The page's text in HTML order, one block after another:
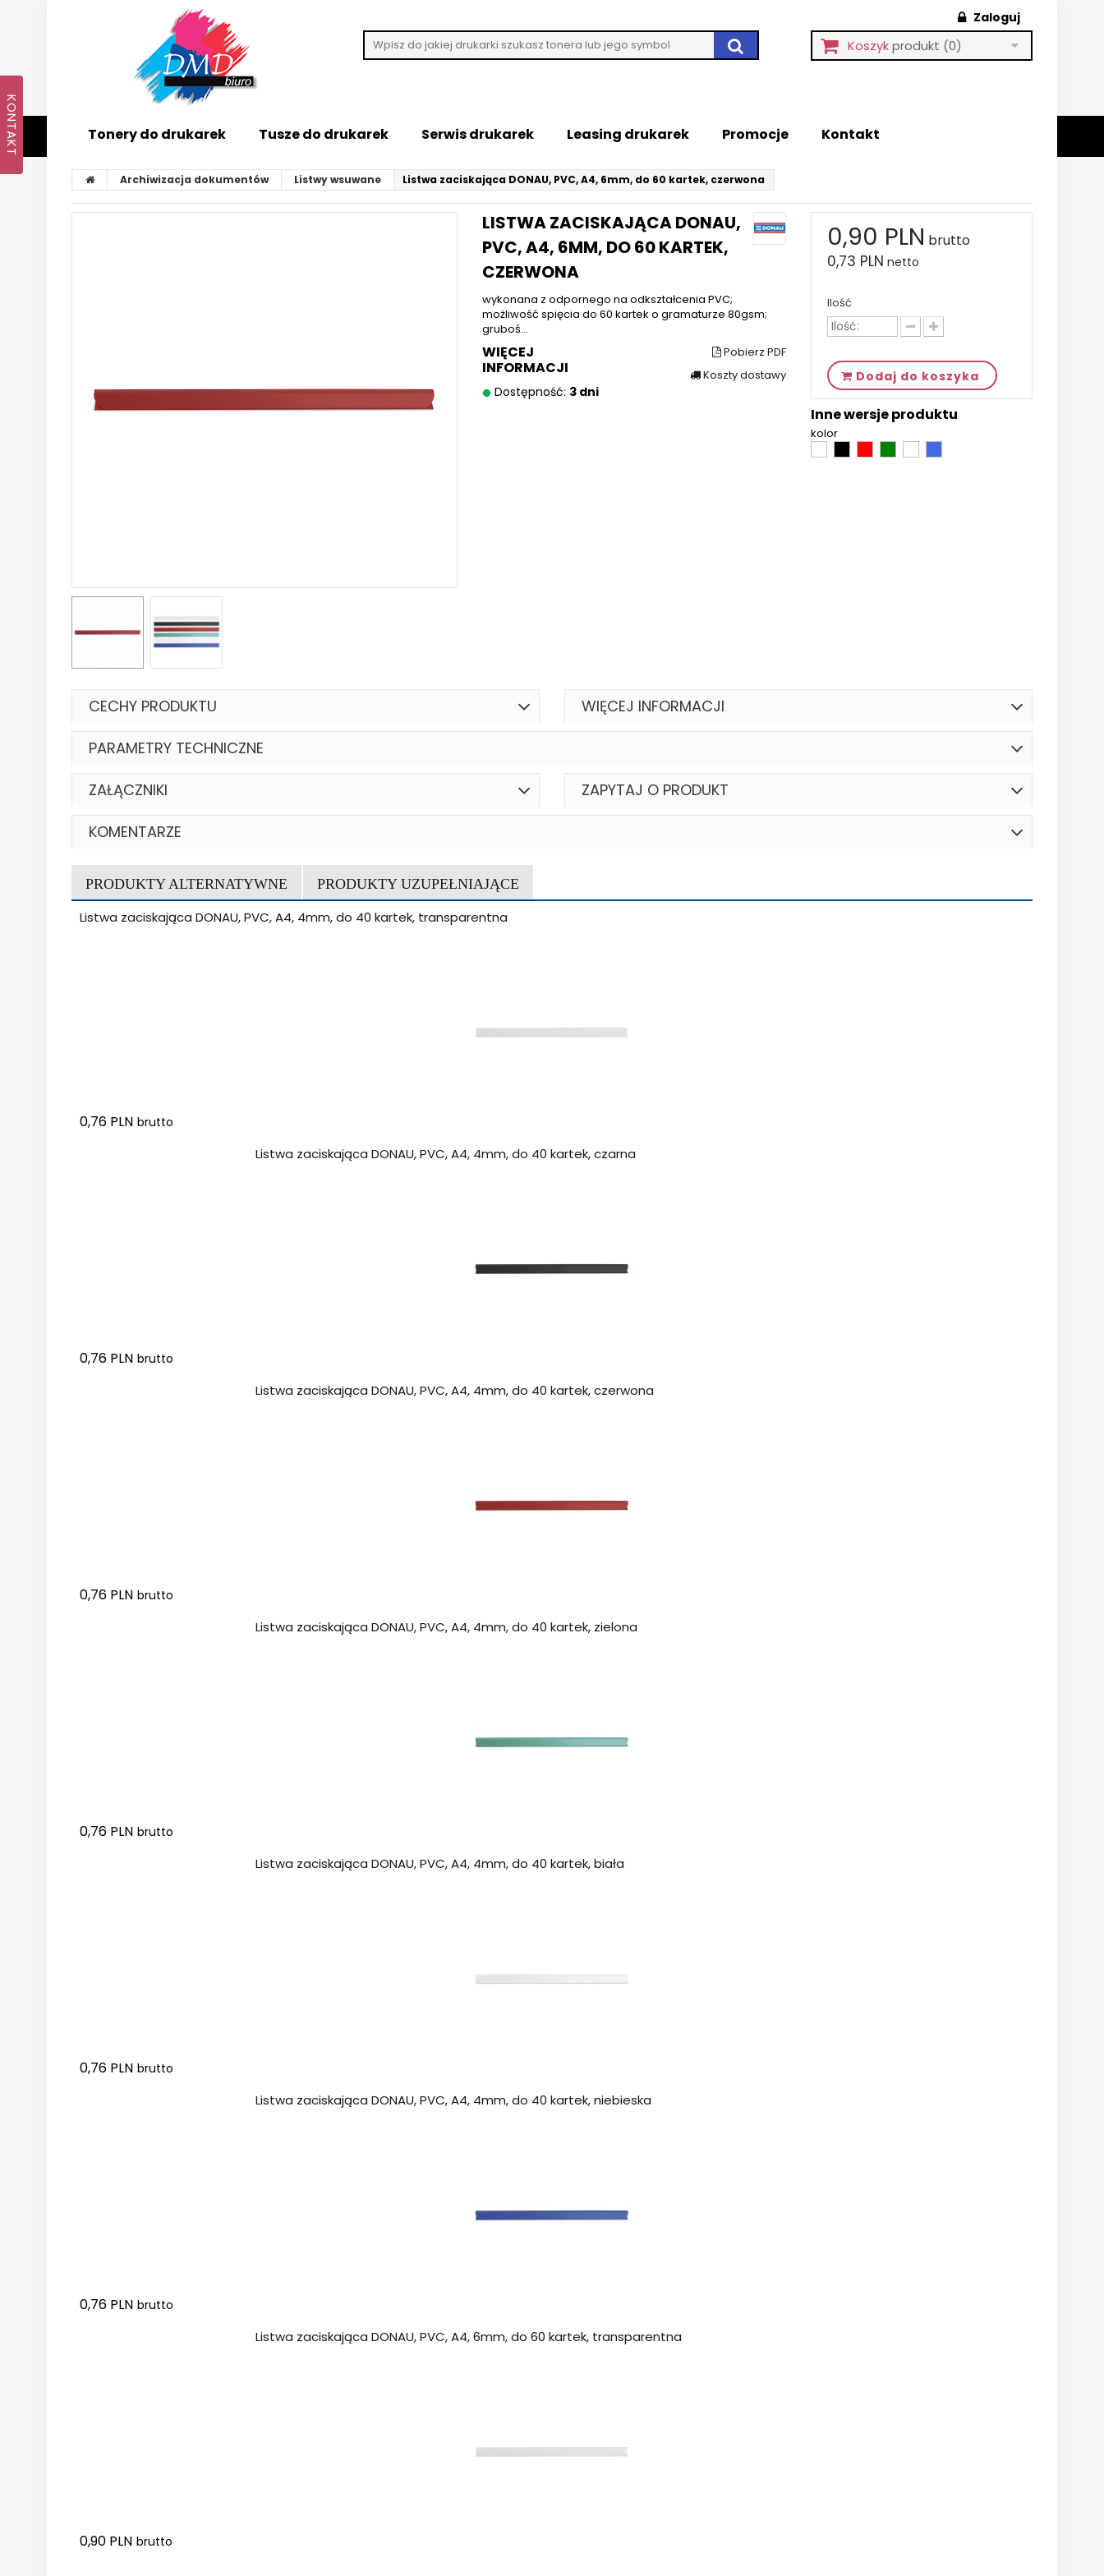
Zaloguj
Koszykprodukt (0)
Tonery do drukarek Tusze do drukarek Serwis drukarek Leasing drukarek Promocje Kontakt
Archiwizacja dokumentów Listwy wsuwane Listwa zaciskająca DONAU, PVC, A4, 6mm, do 60 kartek, czerwona
LISTWA ZACISKAJĄCA DONAU,
PVC, A4, 6MM, DO 60 KARTEK,
CZERWONA
wykonana z odpornego na odkształcenia PVC;
możliwość spięcia do 60 kartek o gramaturze 80gsm;
gruboś...
WIĘCEJ
INFORMACJI
Dostępność: 3 dni
Pobierz PDF
Koszty dostawy
0,90 PLN brutto
0,73 PLN netto
Ilość
Dodaj do koszyka
Inne wersje produktu
kolor
CECHY PRODUKTU WIĘCEJ INFORMACJI
PARAMETRY TECHNICZNE
ZAŁĄCZNIKI ZAPYTAJ O PRODUKT
KOMENTARZE
PRODUKTY ALTERNATYWNE PRODUKTY UZUPEŁNIAJĄCE
Listwa zaciskająca DONAU, PVC, A4, 4mm, do 40 kartek, transparentna
0,76 PLN brutto
Listwa zaciskająca DONAU, PVC, A4, 4mm, do 40 kartek, czarna
0,76 PLN brutto
Listwa zaciskająca DONAU, PVC, A4, 4mm, do 40 kartek, czerwona
0,76 PLN brutto
Listwa zaciskająca DONAU, PVC, A4, 4mm, do 40 kartek, zielona
0,76 PLN brutto
Listwa zaciskająca DONAU, PVC, A4, 4mm, do 40 kartek, biała
0,76 PLN brutto
Listwa zaciskająca DONAU, PVC, A4, 4mm, do 40 kartek, niebieska
0,76 PLN brutto
Listwa zaciskająca DONAU, PVC, A4, 6mm, do 60 kartek, transparentna
0,90 PLN brutto